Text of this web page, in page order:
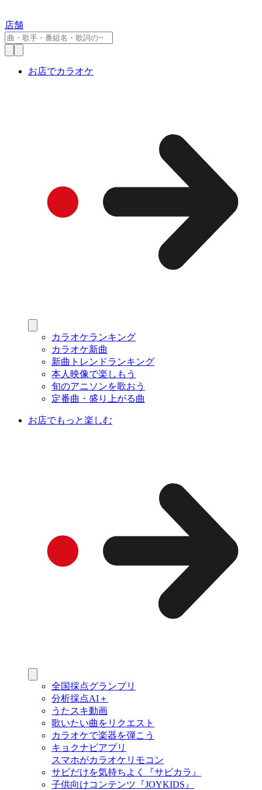
店舗
お店でカラオケ
カラオケランキング
カラオケ新曲
新曲トレンドランキング
本人映像で楽しもう
旬のアニソンを歌おう
定番曲・盛り上がる曲
お店でもっと楽しむ
全国採点グランプリ
分析採点AI＋
うたスキ動画
歌いたい曲をリクエスト
カラオケで楽器を弾こう
キョクナビアプリ
スマホがカラオケリモコン
サビだけを気持ちよく『サビカラ』
子供向けコンテンツ『JOYKIDS』